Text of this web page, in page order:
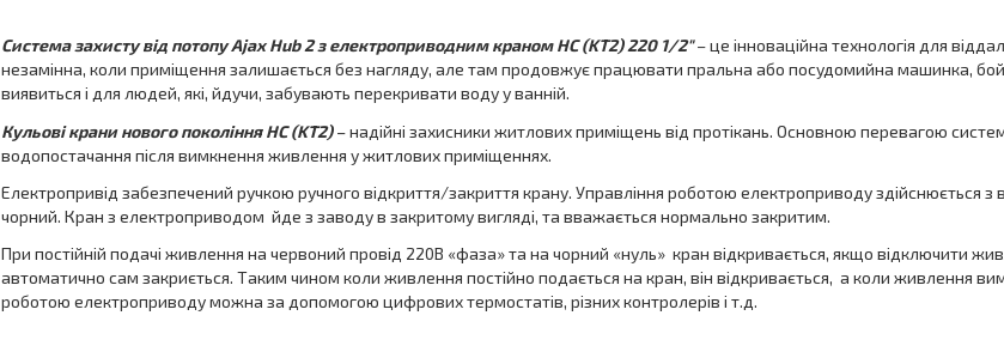
Система захисту від потопу Ajax Hub 2 з електроприводним краном HC (KT2) 220 1/2″ – це інноваційна технологія для
незамінна, коли приміщення залишається без нагляду, але там продовжує працювати пральна або посудомийна машинка,
виявиться і для людей, які, йдучи, забувають перекривати воду у ванній.
Кульові крани нового покоління HC (KT2)– надійні захисники житлових приміщень від протікань. Основною перевагою
водопостачання після вимкнення живлення у житлових приміщеннях.
Електропривід забезпечений ручкою ручного відкриття/закриття крану. Управління роботою електроприводу здійснюється з
чорний. Кран з електроприводом йде з заводу в закритому вигляді, та вважається нормально закритим.
При постійній подачі живлення на червоний провід 220В «фаза» та на чорний «нуль» кран відкривається, якщо відключити
автоматично сам закриється. Таким чином коли живлення постійно подається на кран, він відкривається, а коли живлення
роботою електроприводу можна за допомогою цифрових термостатів, різних контролерів і т.д.